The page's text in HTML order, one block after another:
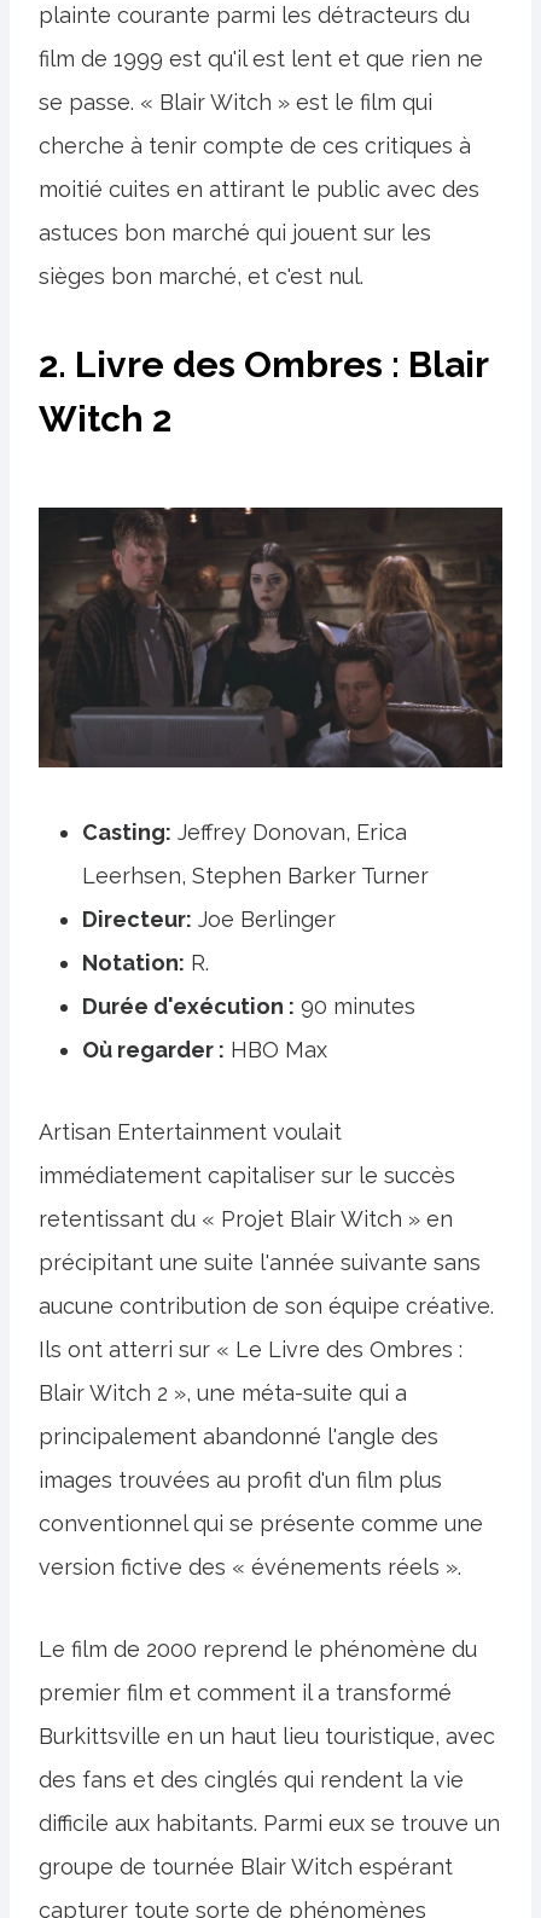
plainte courante parmi les détracteurs du
film de 1999 est qu'il est lent et que rien ne
se passe. « Blair Witch » est le film qui
cherche à tenir compte de ces critiques à
moitié cuites en attirant le public avec des
astuces bon marché qui jouent sur les
sièges bon marché, et c'est nul.
2. Livre des Ombres : Blair
Witch 2
Casting: Jeffrey Donovan, Erica
Leerhsen, Stephen Barker Turner
Directeur: Joe Berlinger
Notation: R.
Durée d'exécution : 90 minutes
Où regarder : HBO Max
Artisan Entertainment voulait
immédiatement capitaliser sur le succès
retentissant du « Projet Blair Witch » en
précipitant une suite l'année suivante sans
aucune contribution de son équipe créative.
Ils ont atterri sur « Le Livre des Ombres :
Blair Witch 2 », une méta-suite qui a
principalement abandonné l'angle des
images trouvées au profit d'un film plus
conventionnel qui se présente comme une
version fictive des « événements réels ».
Le film de 2000 reprend le phénomène du
premier film et comment il a transformé
Burkittsville en un haut lieu touristique, avec
des fans et des cinglés qui rendent la vie
difficile aux habitants. Parmi eux se trouve un
groupe de tournée Blair Witch espérant
capturer toute sorte de phénomènes